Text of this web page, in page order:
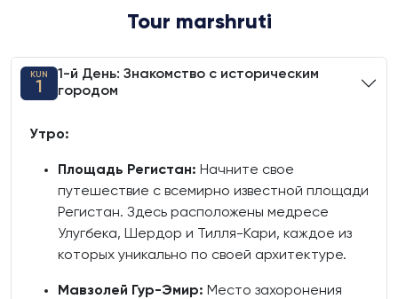
Tour marshruti
KUN
1
1-й День: Знакомство с историческим
городом
Утро:
Площадь Регистан: Начните свое
путешествие с всемирно известной площади
Регистан. Здесь расположены медресе
Улугбека, Шердор и Тилля-Кари, каждое из
которых уникально по своей архитектуре.
Мавзолей Гур-Эмир: Место захоронения